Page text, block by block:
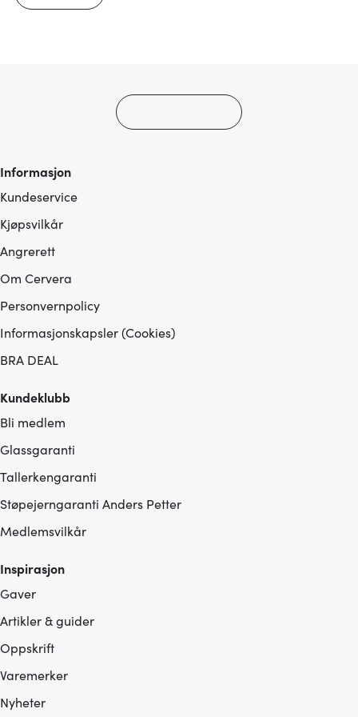
Informasjon
Kundeservice
Kjøpsvilkår
Angrerett
Om Cervera
Personvernpolicy
Informasjonskapsler (Cookies)
BRA DEAL
Kundeklubb
Bli medlem
Glassgaranti
Tallerkengaranti
Støpejerngaranti Anders Petter
Medlemsvilkår
Inspirasjon
Gaver
Artikler & guider
Oppskrift
Varemerker
Nyheter